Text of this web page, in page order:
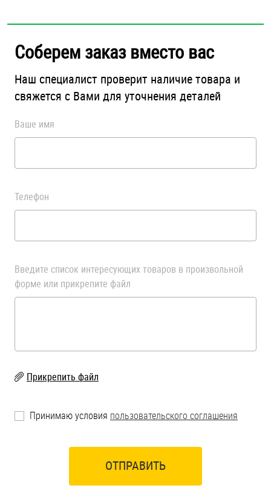
Соберем заказ вместо вас
Наш специалист проверит наличие товара и
свяжется с Вами для уточнения деталей
Ваше имя
Телефон
Введите список интересующих товаров в произвольной
форме или прикрепите файл
Прикрепить файл
Принимаю условия пользовательского соглашения
ОТПРАВИТЬ